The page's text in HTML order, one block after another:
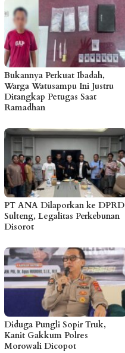
Bukannya Perkuat Ibadah,
Warga Watusampu Ini Justru
Ditangkap Petugas Saat
Ramadhan
PT ANA Dilaporkan ke DPRD
Sulteng, Legalitas Perkebunan
Disorot
Diduga Pungli Sopir Truk,
Kanit Gakkum Polres
Morowali Dicopot